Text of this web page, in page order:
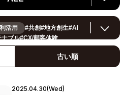
活用 #共創#地方創生#AI
ナブル#CX/顧客体験
#働き方改革
スマートファクトリー
古い順
2025.04.30(Wed)